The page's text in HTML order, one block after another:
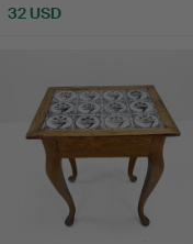
32 USD